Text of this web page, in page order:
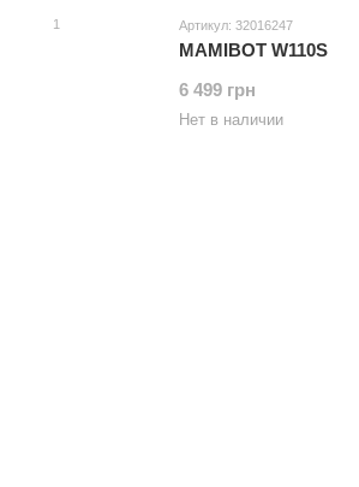
1 Артикул: 32016247
MAMIBOT W110S
6 499 грн
Нет в наличии